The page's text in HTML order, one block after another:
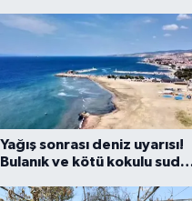
Yağış sonrası deniz uyarısı!
Bulanık ve kötü kokulu suda